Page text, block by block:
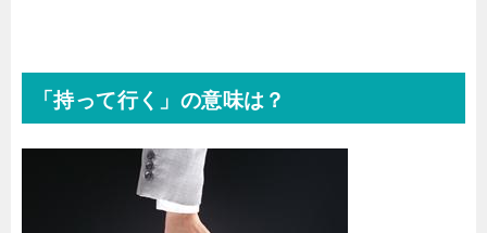
「持って行く」の意味は？